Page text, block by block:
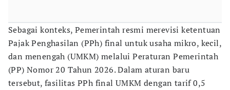
Sebagai konteks, Pemerintah resmi merevisi ketentuan
Pajak Penghasilan (PPh) final untuk usaha mikro, kecil,
dan menengah (UMKM) melalui Peraturan Pemerintah
(PP) Nomor 20 Tahun 2026. Dalam aturan baru
tersebut, fasilitas PPh final UMKM dengan tarif 0,5